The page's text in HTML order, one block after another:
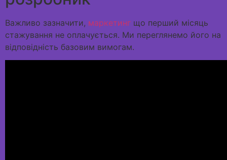
Важливо зазначити, маркетинг що перший місяць
стажування не оплачується. Ми переглянемо його на
відповідність базовим вимогам.